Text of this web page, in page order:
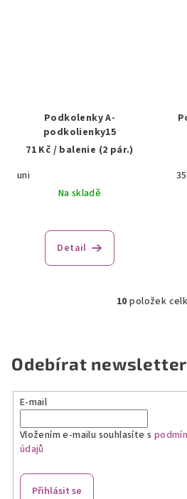
Podkolenky A-
podkolienky15
71 Kč / balenie (2 pár.)
uni
Na skladě
Detail
O
á
d
a
p
10 položek
Odebírat newsletter
E-mail
Vložením e-mailu souhlasíte s
údajů
Přihlásit se